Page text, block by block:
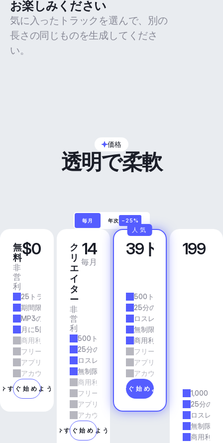
お楽しみください
気に入ったトラックを選んで、別の
長さの同じものを生成してくださ
い。
価格
透明で柔軟
毎月 年次 −25%
無
料
非
営
利
$0
25トラック/月
期間限定
MP3の品質
月に5回のダウンロード
商用利用
フリーランスとエージェンシーの仕事
アプリとサービス
アカウントマネージャーのサポート
今すぐ始めよう
ク
リ
エ
イ
タ
ー
非
営
利
14
毎月
500トラック/月
25分の所要時間
ロスレス品質
無制限のダウンロード
商用利用
フリーランスとエージェンシーの仕事
アプリとサービス
アカウントマネージャーのサポート
今すぐ始めよう
プ
ロ
39ドル
500トラック/月
25分の所要時間
ロスレス品質
無制限のダウンロード
商用利用
フリーランスとエージェン
アプリとサービス
アカウントマネージャーの
今すぐ始めよう
人気
ビ
ジ
199
1,000ト
25分の所
ロスレス
無制限の
商用利用